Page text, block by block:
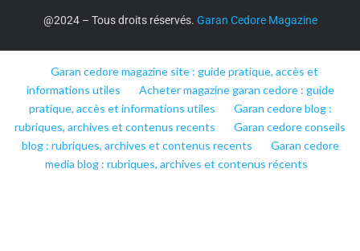
@2024 – Tous droits réservés. Garan Cedore Magazine
Garan cedore magazine site : guide pratique, accès et
informations utiles
Acheter magazine garan cedore : guide
pratique, accès et informations utiles
Garan cedore blog :
rubriques, archives et contenus recents
Garan cedore conseils
blog : rubriques, archives et contenus recents
Garan cedore
media blog : rubriques, archives et contenus récents